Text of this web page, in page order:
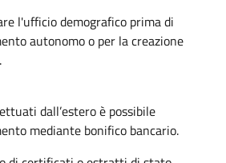
l'ufficio demografico prima di
autonomo o per la creazione
dall’estero è possibile
mediante bonifico bancario.